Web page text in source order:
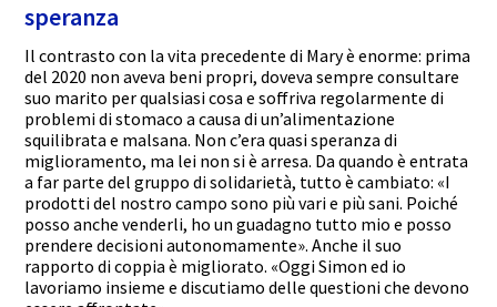
speranza
Il contrasto con la vita precedente di Mary è enorme: prima
del 2020 non aveva beni propri, doveva sempre consultare
suo marito per qualsiasi cosa e soffriva regolarmente di
problemi di stomaco a causa di un’alimentazione
squilibrata e malsana. Non c’era quasi speranza di
miglioramento, ma lei non si è arresa. Da quando è entrata
a far parte del gruppo di solidarietà, tutto è cambiato: «I
prodotti del nostro campo sono più vari e più sani. Poiché
posso anche venderli, ho un guadagno tutto mio e posso
prendere decisioni autonomamente». Anche il suo
rapporto di coppia è migliorato. «Oggi Simon ed io
lavoriamo insieme e discutiamo delle questioni che devono